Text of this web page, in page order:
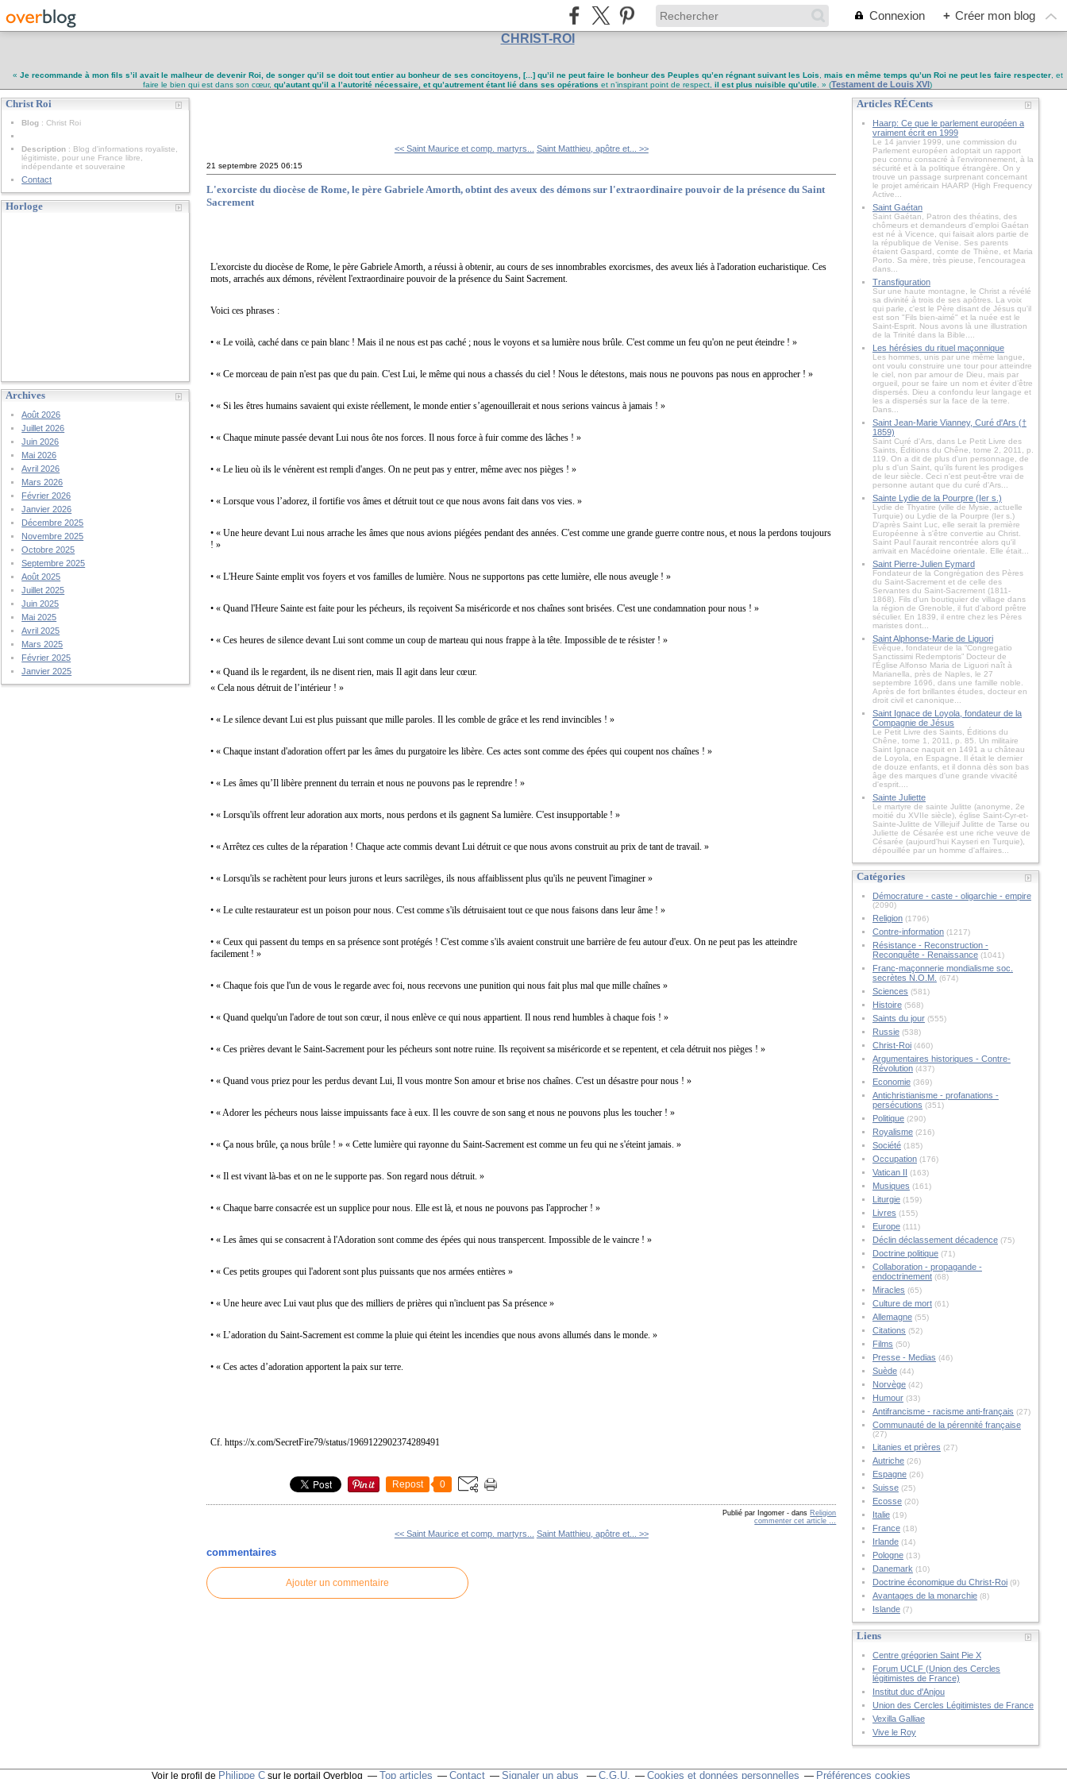
Connexion + Créer mon blog
CHRIST-ROI
« Je recommande à mon fils s’il avait le malheur de devenir Roi, de songer qu’il se doit tout entier au bonheur de ses concitoyens, [...] qu’il ne peut faire le bonheur des Peuples qu’en régnant suivant les Lois mais en même temps qu’un Roi ne peut les faire respecter, et
faire le bien qui est dans son cœur, qu’autant qu’il a l’autorité nécessaire, et qu’autrement étant lié dans ses opérations et n’inspirant point de respect, il est plus nuisible qu’utile . » (Testament de Louis XVI)
Christ Roi
Blog : Christ Roi
Description : Blog d'informations royaliste,
légitimiste, pour une France libre,
indépendante et souveraine
Contact
Horloge
Archives
Août 2026
Juillet 2026
Juin 2026
Mai 2026
Avril 2026
Mars 2026
Février 2026
Janvier 2026
Décembre 2025
Novembre 2025
Octobre 2025
Septembre 2025
Août 2025
Juillet 2025
Juin 2025
Mai 2025
Avril 2025
Mars 2025
Février 2025
Janvier 2025
<< Saint Maurice et comp. martyrs... Saint Matthieu, apôtre et... >>
21 septembre 2025 06:15
L'exorciste du diocèse de Rome, le père Gabriele Amorth, obtint des aveux des démons sur l'extraordinaire pouvoir de la présence du Saint
Sacrement
L'exorciste du diocèse de Rome, le père Gabriele Amorth, a réussi à obtenir, au cours de ses innombrables exorcismes, des aveux liés à l'adoration eucharistique. Ces
mots, arrachés aux démons, révèlent l'extraordinaire pouvoir de la présence du Saint Sacrement.
Voici ces phrases :
• « Le voilà, caché dans ce pain blanc ! Mais il ne nous est pas caché ; nous le voyons et sa lumière nous brûle. C'est comme un feu qu'on ne peut éteindre ! »
• « Ce morceau de pain n'est pas que du pain. C'est Lui, le même qui nous a chassés du ciel ! Nous le détestons, mais nous ne pouvons pas nous en approcher ! »
• « Si les êtres humains savaient qui existe réellement, le monde entier s’agenouillerait et nous serions vaincus à jamais ! »
• « Chaque minute passée devant Lui nous ôte nos forces. Il nous force à fuir comme des lâches ! »
• « Le lieu où ils le vénèrent est rempli d'anges. On ne peut pas y entrer, même avec nos pièges ! »
• « Lorsque vous l’adorez, il fortifie vos âmes et détruit tout ce que nous avons fait dans vos vies. »
• « Une heure devant Lui nous arrache les âmes que nous avions piégées pendant des années. C'est comme une grande guerre contre nous, et nous la perdons toujours
! »
• « L'Heure Sainte emplit vos foyers et vos familles de lumière. Nous ne supportons pas cette lumière, elle nous aveugle ! »
• « Quand l'Heure Sainte est faite pour les pécheurs, ils reçoivent Sa miséricorde et nos chaînes sont brisées. C'est une condamnation pour nous ! »
• « Ces heures de silence devant Lui sont comme un coup de marteau qui nous frappe à la tête. Impossible de te résister ! »
• « Quand ils le regardent, ils ne disent rien, mais Il agit dans leur cœur.
« Cela nous détruit de l’intérieur ! »
• « Le silence devant Lui est plus puissant que mille paroles. Il les comble de grâce et les rend invincibles ! »
• « Chaque instant d'adoration offert par les âmes du purgatoire les libère. Ces actes sont comme des épées qui coupent nos chaînes ! »
• « Les âmes qu’Il ​​libère prennent du terrain et nous ne pouvons pas le reprendre ! »
• « Lorsqu'ils offrent leur adoration aux morts, nous perdons et ils gagnent Sa lumière. C'est insupportable ! »
• « Arrêtez ces cultes de la réparation ! Chaque acte commis devant Lui détruit ce que nous avons construit au prix de tant de travail. »
• « Lorsqu'ils se rachètent pour leurs jurons et leurs sacrilèges, ils nous affaiblissent plus qu'ils ne peuvent l'imaginer »
• « Le culte restaurateur est un poison pour nous. C'est comme s'ils détruisaient tout ce que nous faisons dans leur âme ! »
• « Ceux qui passent du temps en sa présence sont protégés ! C'est comme s'ils avaient construit une barrière de feu autour d'eux. On ne peut pas les atteindre
facilement ! »
• « Chaque fois que l'un de vous le regarde avec foi, nous recevons une punition qui nous fait plus mal que mille chaînes »
• « Quand quelqu'un l'adore de tout son cœur, il nous enlève ce qui nous appartient. Il nous rend humbles à chaque fois ! »
• « Ces prières devant le Saint-Sacrement pour les pécheurs sont notre ruine. Ils reçoivent sa miséricorde et se repentent, et cela détruit nos pièges ! »
• « Quand vous priez pour les perdus devant Lui, Il vous montre Son amour et brise nos chaînes. C'est un désastre pour nous ! »
• « Adorer les pécheurs nous laisse impuissants face à eux. Il les couvre de son sang et nous ne pouvons plus les toucher ! »
• « Ça nous brûle, ça nous brûle ! » « Cette lumière qui rayonne du Saint-Sacrement est comme un feu qui ne s'éteint jamais. »
• « Il est vivant là-bas et on ne le supporte pas. Son regard nous détruit. »
• « Chaque barre consacrée est un supplice pour nous. Elle est là, et nous ne pouvons pas l'approcher ! »
• « Les âmes qui se consacrent à l'Adoration sont comme des épées qui nous transpercent. Impossible de le vaincre ! »
• « Ces petits groupes qui l'adorent sont plus puissants que nos armées entières »
• « Une heure avec Lui vaut plus que des milliers de prières qui n'incluent pas Sa présence »
• « L’adoration du Saint-Sacrement est comme la pluie qui éteint les incendies que nous avons allumés dans le monde. »
• « Ces actes d’adoration apportent la paix sur terre.
Cf. https://x.com/SecretFire79/status/1969122902374289491
Repost 0
Publié par Ingomer - dans Religion
commenter cet article
<< Saint Maurice et comp. martyrs... Saint Matthieu, apôtre et... >>
commentaires
Ajouter un commentaire
Articles RÉCents
Haarp: Ce que le parlement européen a
vraiment écrit en 1999
Le 14 janvier 1999, une commission du
Parlement européen adoptait un rapport
peu connu consacré à l'environnement, à la
sécurité et à la politique étrangère. On y
trouve un passage surprenant concernant
le projet américain HAARP (High Frequency
Active...
Saint Gaétan
Saint Gaétan, Patron des théatins, des
chômeurs et demandeurs d'emploi Gaétan
est né à Vicence, qui faisait alors partie de
la république de Venise. Ses parents
étaient Gaspard, comte de Thiène, et Maria
Porto. Sa mère, très pieuse, l'encouragea
dans...
Transfiguration
Sur une haute montagne, le Christ a révélé
sa divinité à trois de ses apôtres. La voix
qui parle, c'est le Père disant de Jésus qu'il
est son "Fils bien-aimé" et la nuée est le
Saint-Esprit. Nous avons là une illustration
de la Trinité dans la Bible....
Les hérésies du rituel maçonnique
Les hommes, unis par une même langue,
ont voulu construire une tour pour atteindre
le ciel, non par amour de Dieu, mais par
orgueil, pour se faire un nom et éviter d’être
dispersés. Dieu a confondu leur langage et
les a dispersés sur la face de la terre.
Dans...
Saint Jean-Marie Vianney, Curé d'Ars (†
1859)
Saint Curé d'Ars, dans Le Petit Livre des
Saints, Éditions du Chêne, tome 2, 2011, p.
119. On a dit de plus d'un personnage, de
plu s d'un Saint, qu'ils furent les prodiges
de leur siècle. Ceci n'est peut-être vrai de
personne autant que du curé d'Ars...
Sainte Lydie de la Pourpre (Ier s.)
Lydie de Thyatire (ville de Mysie, actuelle
Turquie) ou Lydie de la Pourpre (Ier s.)
D'après Saint Luc, elle serait la première
Européenne à s'être convertie au Christ.
Saint Paul l'aurait rencontrée alors qu'il
arrivait en Macédoine orientale. Elle était...
Saint Pierre-Julien Eymard
Fondateur de la Congrégation des Pères
du Saint-Sacrement et de celle des
Servantes du Saint-Sacrement (1811-
1868). Fils d'un boutiquier de village dans
la région de Grenoble, il fut d'abord prêtre
séculier. En 1839, il entre chez les Pères
maristes dont...
Saint Alphonse-Marie de Liguori
Évêque, fondateur de la “Congregatio
Sanctissimi Redemptoris” Docteur de
l'Église Alfonso Maria de Liguori naît à
Marianella, près de Naples, le 27
septembre 1696, dans une famille noble.
Après de fort brillantes études, docteur en
droit civil et canonique...
Saint Ignace de Loyola, fondateur de la
Compagnie de Jésus
Le Petit Livre des Saints, Éditions du
Chêne, tome 1, 2011, p. 85. Un militaire
Saint Ignace naquit en 1491 a u château
de Loyola, en Espagne. Il était le dernier
de douze enfants, et il donna dès son bas
âge des marques d'une grande vivacité
d'esprit....
Sainte Juliette
Le martyre de sainte Julitte (anonyme, 2e
moitié du XVIIe siècle), église Saint-Cyr-et-
Sainte-Julitte de Villejuif Julitte de Tarse ou
Juliette de Césarée est une riche veuve de
Césarée (aujourd'hui Kayseri en Turquie),
dépouillée par un homme d'affaires...
Catégories
Démocrature - caste - oligarchie - empire
(2090)
Religion(1796)
Contre-information(1217)
Résistance - Reconstruction -
Reconquête - Renaissance(1041)
Franc-maçonnerie mondialisme soc.
secrètes N.O.M. (674)
Sciences (581)
Histoire(568)
Saints du jour(555)
Russie(538)
Christ-Roi(460)
Argumentaires historiques - Contre-
Révolution(437)
Economie(369)
Antichristianisme - profanations -
persécutions (351)
Politique(290)
Royalisme(216)
Société(185)
Occupation(176)
Vatican II (163)
Musiques (161)
Liturgie(159)
Livres (155)
Europe(111)
Déclin déclassement décadence(75)
Doctrine politique(71)
Collaboration - propagande -
endoctrinement(68)
Miracles (65)
Culture de mort(61)
Allemagne(55)
Citations (52)
Films (50)
Presse - Medias (46)
Suède(44)
Norvège(42)
Humour(33)
Antifrancisme - racisme anti-français (27)
Communauté de la pérennité française
(27)
Litanies et prières (27)
Autriche(26)
Espagne(26)
Suisse(25)
Ecosse(20)
Italie(19)
France(18)
Irlande(14)
Pologne(13)
Danemark (10)
Doctrine économique du Christ-Roi(9)
Avantages de la monarchie(8)
Islande(7)
Liens
Centre grégorien Saint Pie X
Forum UCLF (Union des Cercles
légitimistes de France)
Institut duc d'Anjou
Union des Cercles Légitimistes de France
Vexilla Galliae
Vive le Roy
Voir le profil de Philippe C sur le portail Overblog Top articles Contact Signaler un abus C.G.U. Cookies et données personnelles Préférences cookies